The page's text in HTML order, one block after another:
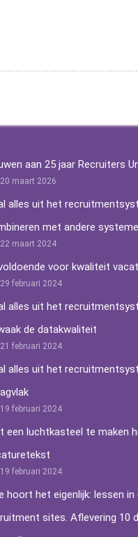
aan 25 jaar Recruiters
20 maart 2026
alles uit het
met andere
22 maart 2024
voor kwaliteit
29 februari 2024
alles uit het
de datakwaliteit
21 februari 2024
alles uit het
19 februari 2024
een luchtkasteel te maken
19 februari 2024
hoort het eigenlijk: lessen
sites. Aflevering 10